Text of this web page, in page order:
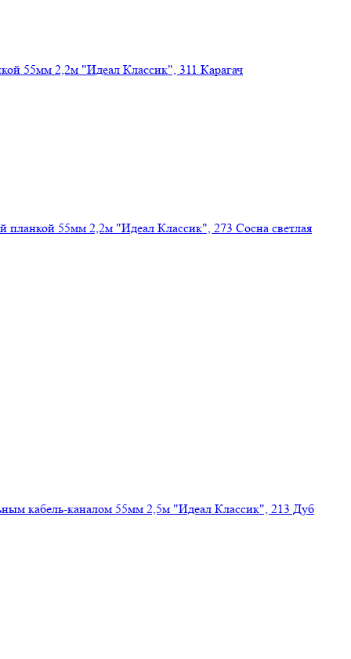
55мм 2,2м "Идеал Классик", 311 Карагач
планкой 55мм 2,2м "Идеал Классик", 273 Сосна светлая
кабель-каналом 55мм 2,5м "Идеал Классик", 213 Дуб